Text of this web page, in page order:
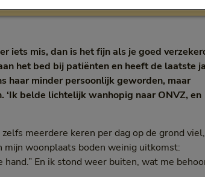
iets mis, dan is het fijn als je goed
het bed bij patiënten en heeft de laatste
haar minder persoonlijk geworden, maar
belde lichtelijk wanhopig naar ONVZ, en
meerdere keren per dag op de grond viel,
woonplaats boden weinig uitkomst:
En ik stond weer buiten, wat me